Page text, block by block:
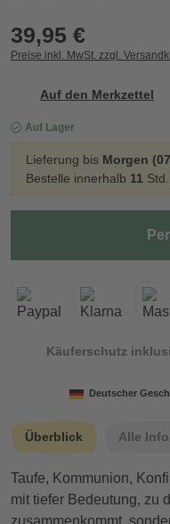
39,95 €
Preise inkl. MwSt. zzgl.
Auf den Merkzettel
Auf Lager
Lieferung bis Morgen
Bestelle innerhalb 11
Käuferschutz
Deutscher
Überblick Alle
Taufe, Kommunion,
mit tiefer Bedeutung, zu